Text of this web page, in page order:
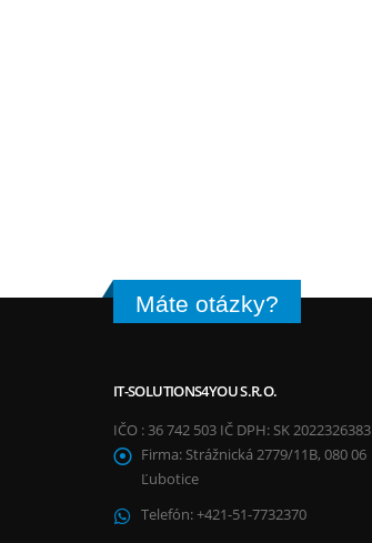
Máte otázky?
IT-SOLUTIONS4YOU S.R.O.
IČO : 36 742 503 IČ DPH: SK 2022326383
Firma: Strážnická 2779/11B, 080 06
Ľubotice
Telefón:+421-51-7732370